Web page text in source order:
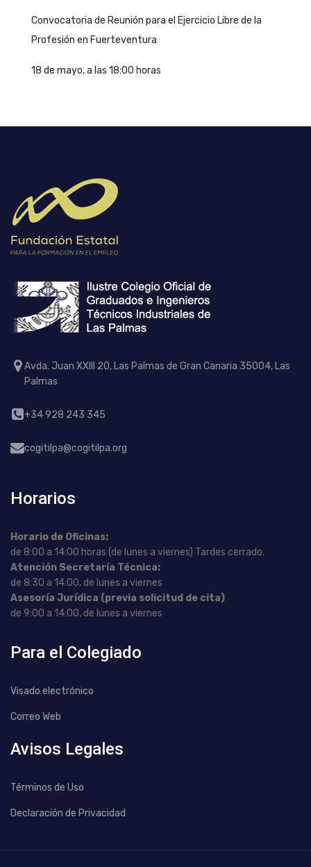
Convocatoria de Reunión para el Ejercicio Libre de la
Profesión en Fuerteventura
18 de mayo, a las 18:00 horas
Avda. Juan XXIII 20, Las Palmas de Gran Canaria 35004, Las
Palmas
+34 928 243 345
cogitilpa@cogitilpa.org
Horarios
Horario de Oficinas:
de 8:00 a 14:00 horas (de lunes a viernes) Tardes cerrado.
Atención Secretaría Técnica:
de 8:30 a 14:00, de lunes a viernes
Asesoría Jurídica (previa solicitud de cita)
de 9:00 a 14:00, de lunes a viernes
Para el Colegiado
Visado electrónico
Correo Web
Avisos Legales
Términos de Uso
Declaración de Privacidad